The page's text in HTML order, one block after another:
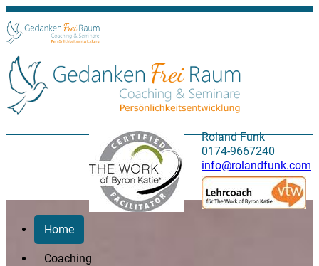
Roland Funk
0174-9667240
info@rolandfunk.com
Home
Coaching